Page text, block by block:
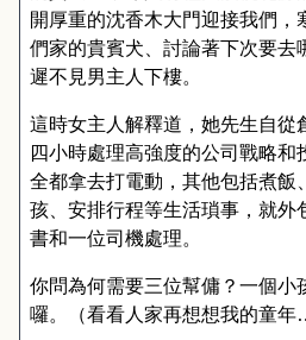
開厚重的沈香木大門迎接我們 ，
們家的貴賓犬
討論著下次要去
遲不見男主人下樓。
這時女主人解釋道 ， 她先生自從
四小時處理高強度的公司戰略和
全都拿去打電動 ， 其他包括煮飯
孩
安排行程等生活瑣事 ， 就外
書和一位司機處理。
你問為何需要三位幫傭 ？ 一個小
囉。（看看人家再想想我的童年